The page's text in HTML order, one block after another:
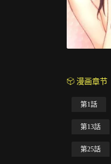
漫画章节
第1話
第13話
第25話